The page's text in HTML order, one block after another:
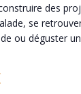
des
se
ou déguster